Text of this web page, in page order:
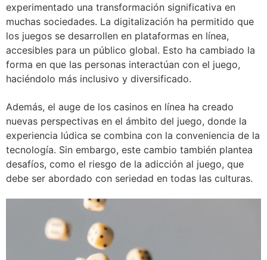
experimentado una transformación significativa en
muchas sociedades. La digitalización ha permitido que
los juegos se desarrollen en plataformas en línea,
accesibles para un público global. Esto ha cambiado la
forma en que las personas interactúan con el juego,
haciéndolo más inclusivo y diversificado.
Además, el auge de los casinos en línea ha creado
nuevas perspectivas en el ámbito del juego, donde la
experiencia lúdica se combina con la conveniencia de la
tecnología. Sin embargo, este cambio también plantea
desafíos, como el riesgo de la adicción al juego, que
debe ser abordado con seriedad en todas las culturas.